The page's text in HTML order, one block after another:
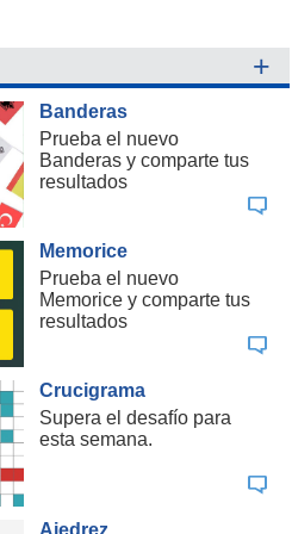
+
Banderas
Prueba el nuevo
Banderas y comparte tus
resultados
Memorice
Prueba el nuevo
Memorice y comparte tus
resultados
Crucigrama
Supera el desafío para
esta semana.